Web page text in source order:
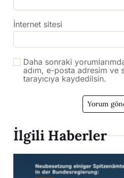
İnternet sitesi
Daha sonraki
adım, e-posta adresim ve
tarayıcıya kaydedilsin.
İlgili Haberler